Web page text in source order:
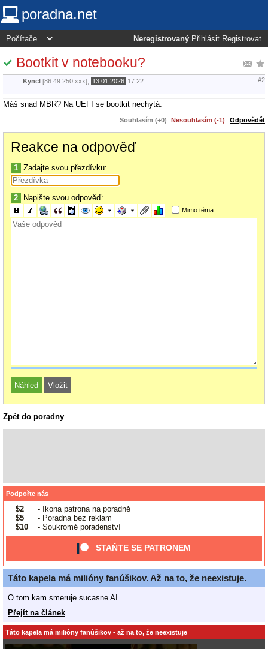
poradna.net
Neregistrovaný Přihlásit Registrovat
Bootkit v notebooku?
Kyncl [86.49.250.xxx], 13.01.2026 17:22 #2
Máš snad MBR? Na UEFI se bootkit nechytá.
Souhlasím (+0) Nesouhlasím (-1) Odpovědět
Reakce na odpověď
1 Zadajte svou přezdívku:
2 Napište svou odpověď:
Mimo téma
Zpět do poradny
Podpořte nás
$2
- Ikona patrona na poradně
$5
- Poradna bez reklam
$10
- Soukromé poradenství
STAŇTE SE PATRONEM
Táto kapela má milióny fanúšikov. Až na to, že neexistuje.
O tom kam smeruje sucasne AI.
Přejít na článek
Táto kapela má milióny fanúšikov - až na to, že neexistuje